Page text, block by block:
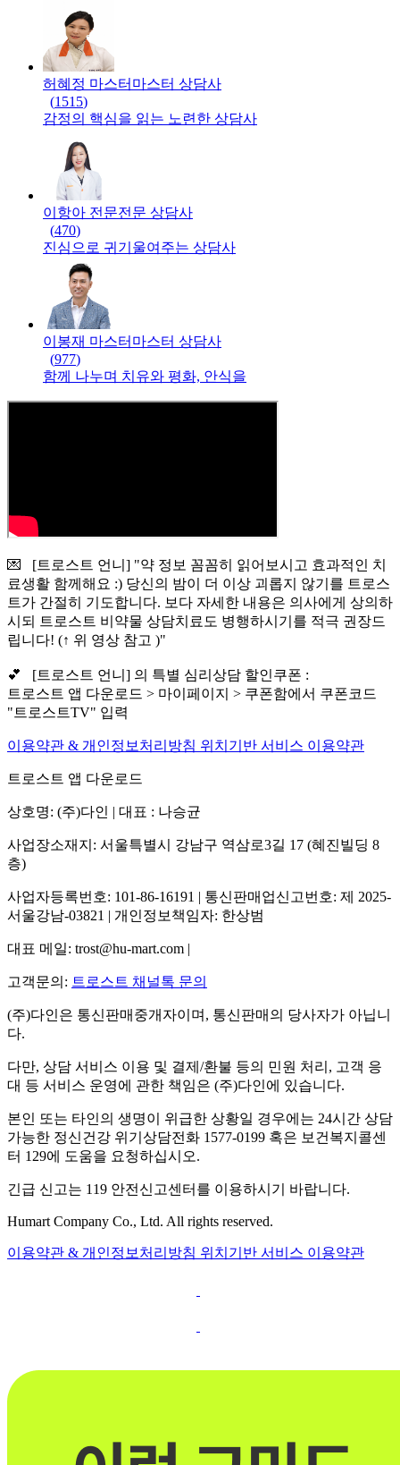
허혜정 마스터 마스터 상담사
(1515)
감정의 핵심을 읽는 노련한 상담사
이항아 전문전문 상담사
(470)
진심으로 귀기울여주는 상담사
이봉재 마스터 마스터 상담사
(977)
함께 나누며 치유와 평화, 안식을
💌 [트로스트 언니] "약 정보 꼼꼼히 읽어보시고 효과적인 치
료생활 함께해요 :) 당신의 밤이 더 이상 괴롭지 않기를 트로스
트가 간절히 기도합니다. 보다 자세한 내용은 의사에게 상의하
시되 트로스트 비약물 상담치료도 병행하시기를 적극 권장드
립니다! (↑ 위 영상 참고 )"
💕 [트로스트 언니] 의 특별 심리상담 할인쿠폰 :
트로스트 앱 다운로드 > 마이페이지 > 쿠폰함에서 쿠폰코드
"트로스트TV" 입력
이용약관 & 개인정보처리방침 위치기반 서비스 이용약관
트로스트 앱 다운로드
상호명: (주)다인 | 대표 : 나승균
사업장소재지: 서울특별시 강남구 역삼로3길 17 (혜진빌딩 8
층)
사업자등록번호: 101-86-16191 | 통신판매업신고번호: 제 2025-
서울강남-03821 | 개인정보책임자: 한상범
대표 메일: trost@hu-mart.com |
고객문의: 트로스트 채널톡 문의
(주)다인은 통신판매중개자이며, 통신판매의 당사자가 아닙니
다.
다만, 상담 서비스 이용 및 결제/환불 등의 민원 처리, 고객 응
대 등 서비스 운영에 관한 책임은 (주)다인에 있습니다.
본인 또는 타인의 생명이 위급한 상황일 경우에는 24시간 상담
가능한 정신건강 위기상담전화 1577-0199 혹은 보건복지콜센
터 129에 도움을 요청하십시오.
긴급 신고는 119 안전신고센터를 이용하시기 바랍니다.
Humart Company Co., Ltd. All rights reserved.
이용약관 & 개인정보처리방침 위치기반 서비스 이용약관